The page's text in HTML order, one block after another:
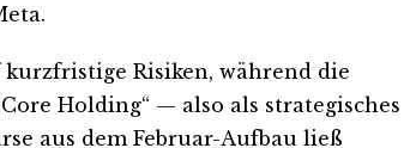
Risiken, während die
Holding“ — also als strategisches
aus dem Februar-Aufbau ließ